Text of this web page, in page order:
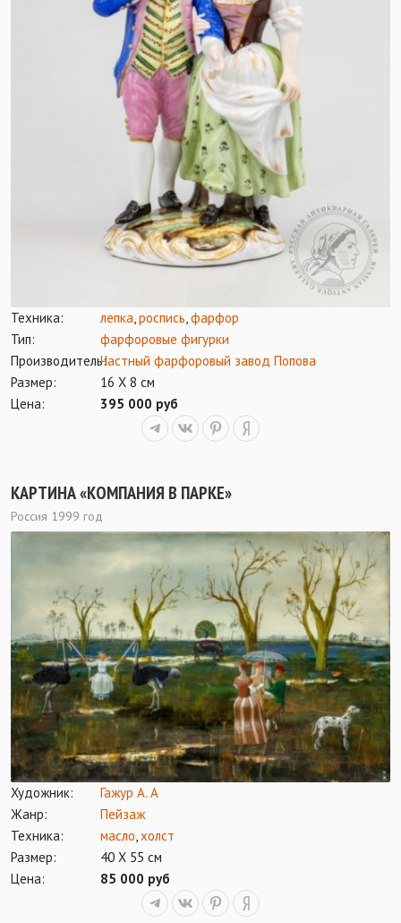
Техника: лепка,роспись,фарфор
Тип:
фарфоровые фигурки
Производитель:Частный фарфоровый завод Попова
Размер:
16 Х 8 см
Цена:
395 000 руб
КАРТИНА «КОМПАНИЯ В ПАРКЕ»
Россия 1999 год
Художник:
Гажур А. А
Жанр:
Пейзаж
Техника:
масло,холст
Размер:
40 Х 55 см
Цена:
85 000 руб